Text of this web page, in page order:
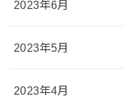
2023年6月
2023年5月
2023年4月